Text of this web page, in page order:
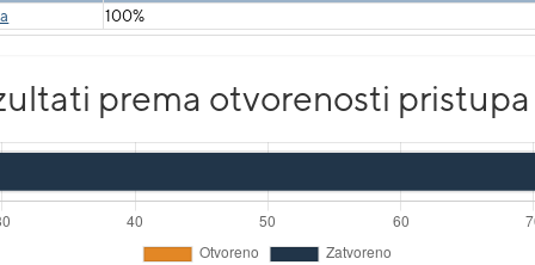
100%
prema otvorenosti pristupa